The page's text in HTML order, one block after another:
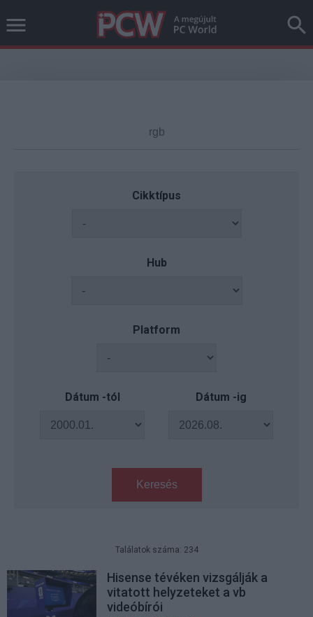
Cikktípus
Hub
Platform
Dátum -tól Dátum -ig
Keresés
Találatok száma: 234
Hisense tévéken vizsgálják a
vitatott helyzeteket a vb
videóbírói